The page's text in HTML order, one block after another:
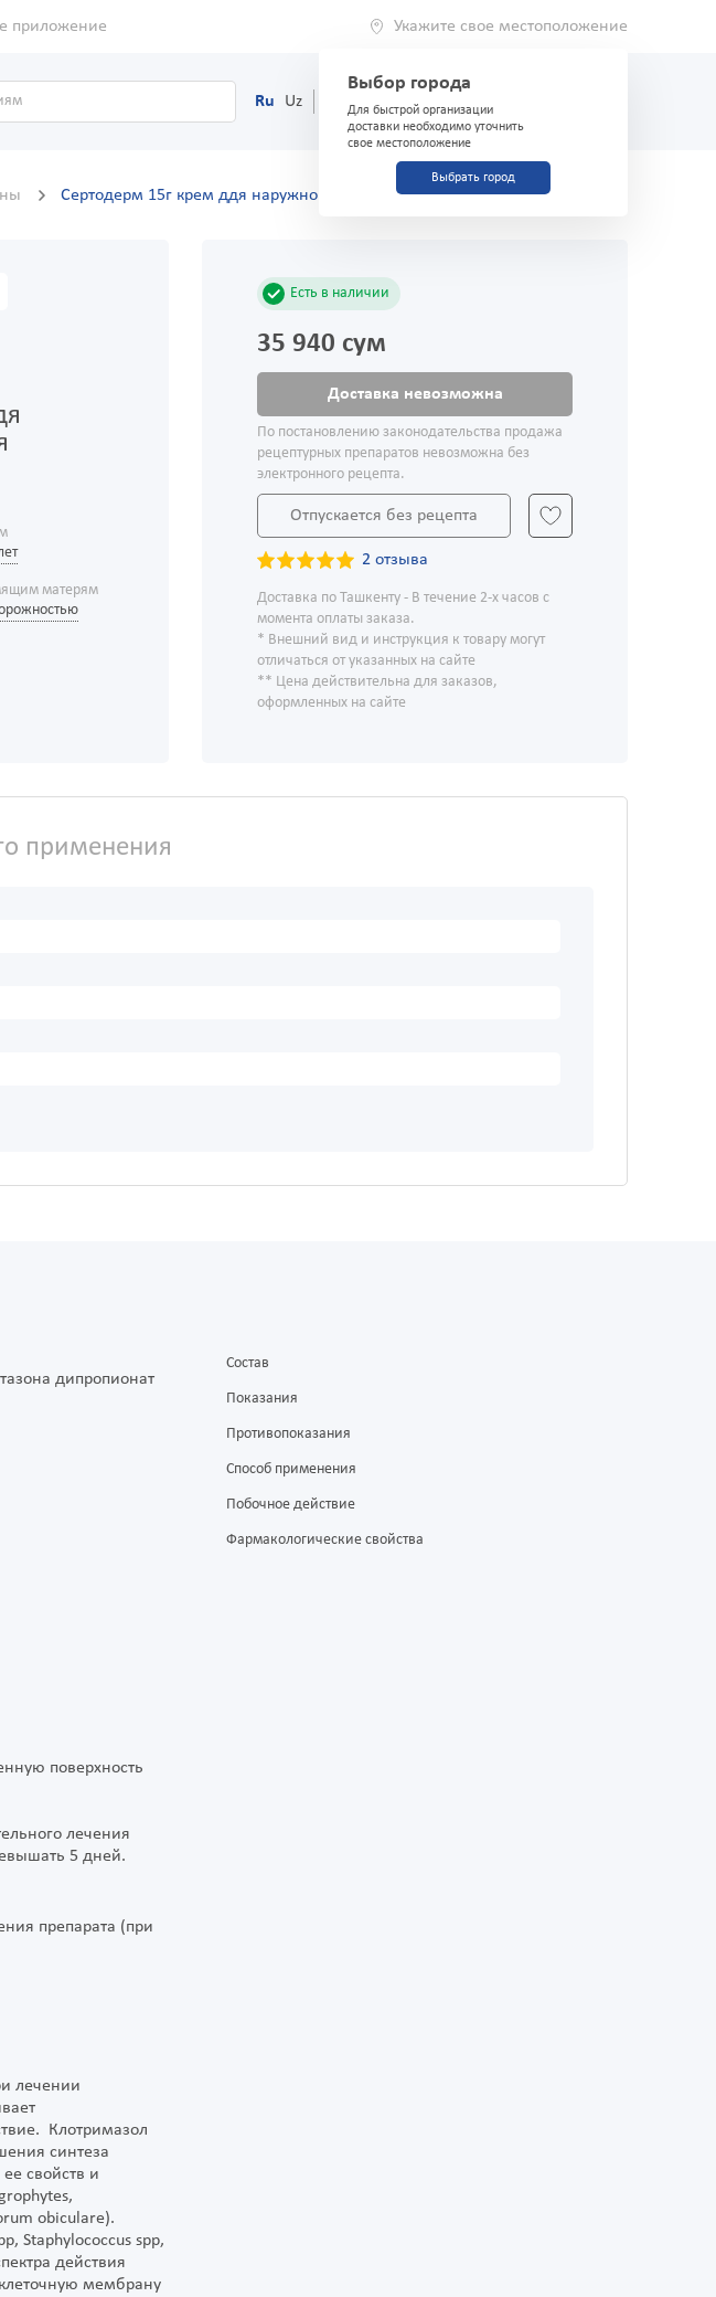
приложение Укажите свое местоположение
Выбор города
Для быстрой организации
доставки необходимо уточнить
свое местоположение
Выбрать город
Ru Uz (71) 200-03-03
Сертодерм 15г крем ддя наружного применения
матерям
Есть в наличии
35 940 сум
Доставка невозможна
По постановлению законодательства продажа
рецептурных препаратов невозможна без
электронного рецепта.
Отпускается без рецепта
2 отзыва
Доставка по Ташкенту - В течение 2-х часов с
момента оплаты заказа.
* Внешний вид и инструкция к товару могут
отличаться от указанных на сайте
** Цена действительна для заказов,
оформленных на сайте
применения
дипропионат
поверхность
лечения
5 дней.
препарата (при
лечении
Клотримазол
синтеза
свойств и
obiculare).
Staphylococcus spp,
действия
мембрану
Состав
Показания
Противопоказания
Способ применения
Побочное действие
Фармакологические свойства